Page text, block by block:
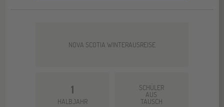
NOVA SCOTIA WINTERAUSREISE
1
HALBJAHR
SCHÜLER
AUS
TAUSCH